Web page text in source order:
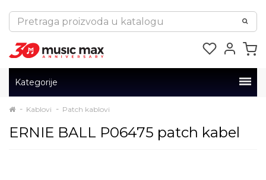
Kategorije
Kablovi Patch kablovi
ERNIE BALL P06475 patch kabel